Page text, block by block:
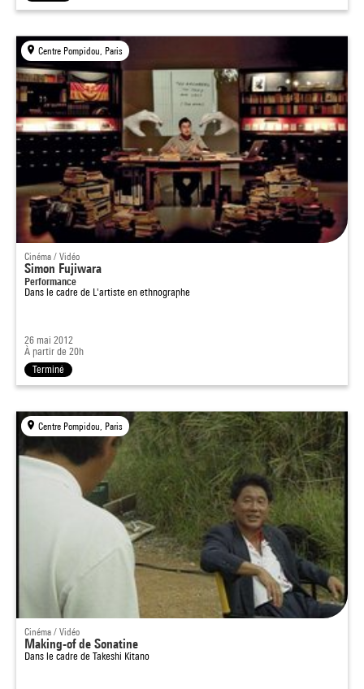
Centre Pompidou, Paris
Cinéma / Vidéo
Simon Fujiwara
Performance
Dans le cadre de L'artiste en ethnographe
26 mai 2012
À partir de 20h
Terminé
Centre Pompidou, Paris
Cinéma / Vidéo
Making-of de Sonatine
Dans le cadre de Takeshi Kitano